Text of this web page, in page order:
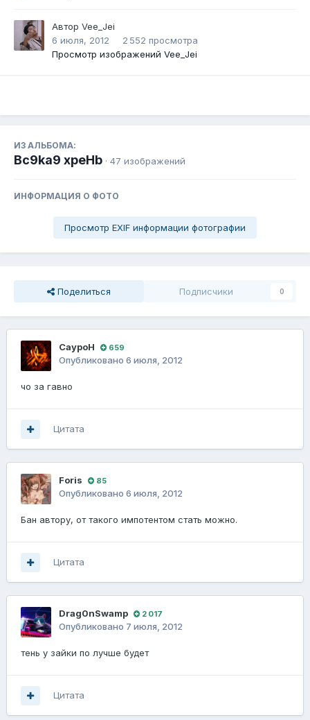
Автор Vee_Jei
6 июля, 2012
2 552 просмотра
Просмотр изображений Vee_Jei
ИЗ АЛЬБОМА:
Bc9ka9 xpeHb · 47 изображений
ИНФОРМАЦИЯ О ФОТО
Просмотр EXIF информации фотографии
Поделиться Подписчики 0
СауроН 659
Опубликовано 6 июля, 2012
чо за гавно
Цитата
Foris 85
Опубликовано 6 июля, 2012
Бан автору, от такого импотентом стать можно.
Цитата
Drag0nSwamp 2 017
Опубликовано 7 июля, 2012
тень у зайки по лучше будет
Цитата